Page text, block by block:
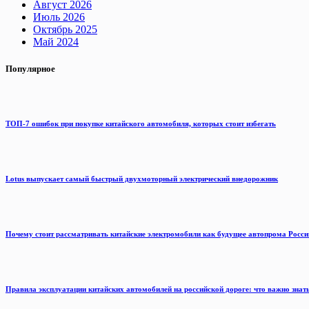
Август 2026
Июль 2026
Октябрь 2025
Май 2024
Популярное
ТОП-7 ошибок при покупке китайского автомобиля, которых стоит избегать
Lotus выпускает самый быстрый двухмоторный электрический внедорожник
Почему стоит рассматривать китайские электромобили как будущее автопрома
Правила эксплуатации китайских автомобилей на российской дороге: что важно